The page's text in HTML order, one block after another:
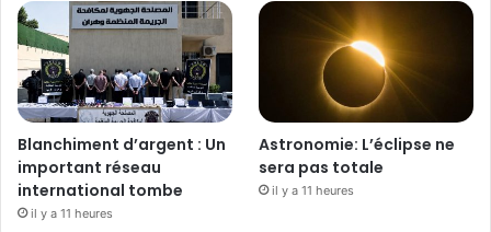
Blanchiment d’argent : Un
important réseau
international tombe
il y a 11 heures
Astronomie: L’éclipse ne
sera pas totale
il y a 11 heures